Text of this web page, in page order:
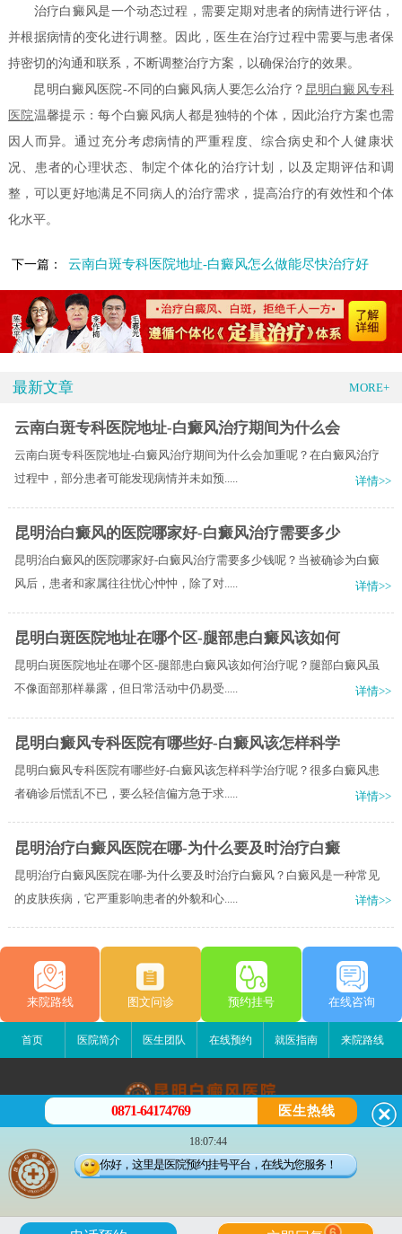
治疗白癜风是一个动态过程，需要定期对患者的病情进行评估，
并根据病情的变化进行调整。因此，医生在治疗过程中需要与患者保
持密切的沟通和联系，不断调整治疗方案，以确保治疗的效果。
昆明白癜风医院-不同的白癜风病人要怎么治疗？ 昆明白癜风专科
医院温馨提示：每个白癜风病人都是独特的个体，因此治疗方案也需
因人而异。通过充分考虑病情的严重程度、综合病史和个人健康状
况、患者的心理状态、制定个体化的治疗计划，以及定期评估和调
整，可以更好地满足不同病人的治疗需求，提高治疗的有效性和个体
化水平。
下一篇： 云南白斑专科医院地址-白癜风怎么做能尽快治疗好
最新文章 MORE+
云南白斑专科医院地址-白癜风治疗期间为什么会
云南白斑专科医院地址-白癜风治疗期间为什么会加重呢？在白癜风治疗
过程中，部分患者可能发现病情并未如预.....
详情>>
昆明治白癜风的医院哪家好-白癜风治疗需要多少
昆明治白癜风的医院哪家好-白癜风治疗需要多少钱呢？当被确诊为白癜
风后，患者和家属往往忧心忡忡，除了对.....
详情>>
昆明白斑医院地址在哪个区-腿部患白癜风该如何
昆明白斑医院地址在哪个区-腿部患白癜风该如何治疗呢？腿部白癜风虽
不像面部那样暴露，但日常活动中仍易受.....
详情>>
昆明白癜风专科医院有哪些好-白癜风该怎样科学
昆明白癜风专科医院有哪些好-白癜风该怎样科学治疗呢？很多白癜风患
者确诊后慌乱不已，要么轻信偏方急于求.....
详情>>
昆明治疗白癜风医院在哪-为什么要及时治疗白癜
昆明治疗白癜风医院在哪-为什么要及时治疗白癜风？白癜风是一种常见
的皮肤疾病，它严重影响患者的外貌和心.....
详情>>
来院路线 图文问诊 预约挂号 在线咨询
首页 医院简介 医生团队 在线预约 就医指南 来院路线
昆明白癜风医院
昆明市五华区护国路2号
版权所有：昆明白癜风医院
滇公安备 53010202000563号
0871-64174769 医生热线
18:07:44
你好，这里是医院预约挂号平台，在线为您服务！